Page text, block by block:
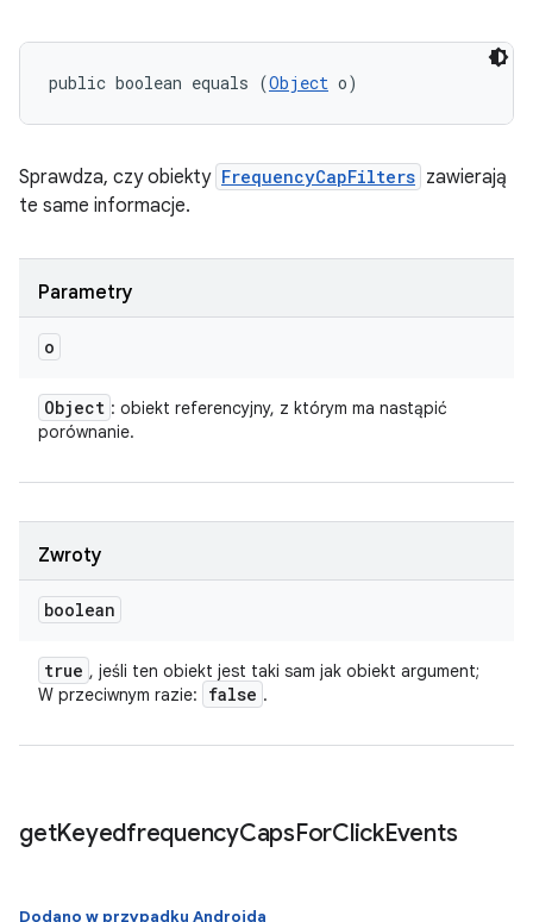
public boolean equals (Object o)
Sprawdza, czy obiekty FrequencyCapFilters zawierają
te same informacje.
Parametry
o
Object : obiekt referencyjny, z którym ma nastąpić
porównanie.
Zwroty
boolean
true , jeśli ten obiekt jest taki sam jak obiekt argument;
W przeciwnym razie:
false .
getKeyedfrequencyCapsForClickEvents
Dodano w przypadku Androida